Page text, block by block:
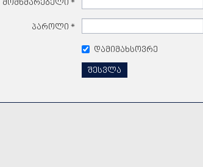
მომხმარებელი *
პაროლი *
დამიმახსოვრე
შესვლა